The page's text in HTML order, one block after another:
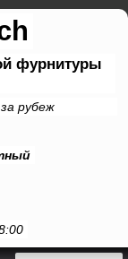
фурнитуры
рубеж